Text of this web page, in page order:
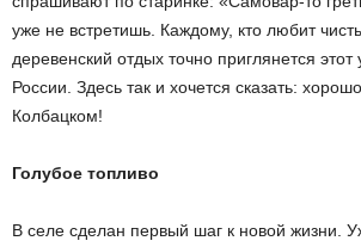
уже не встретишь. Каждому, кто любит
деревенский отдых точно приглянется этот
России. Здесь так и хочется сказать:
Колбацком!
Голубое топливо
В селе сделан первый шаг к новой жизни.